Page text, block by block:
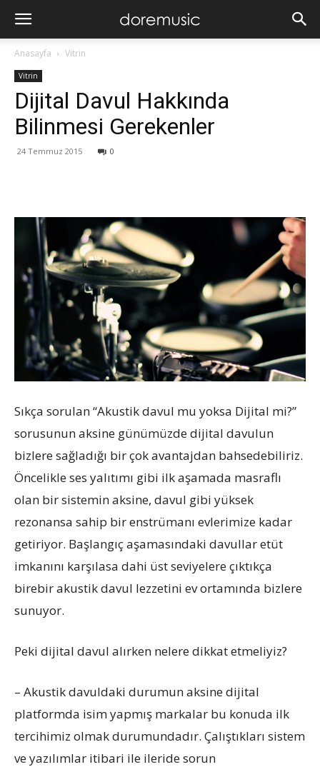
Anasayfa Vitrin
Vitrin
Dijital Davul Hakkında
Bilinmesi Gerekenler
24 Temmuz 2015 0
Sıkça sorulan “Akustik davul mu yoksa Dijital mi?”
sorusunun aksine günümüzde dijital davulun
bizlere sağladığı bir çok avantajdan bahsedebiliriz.
Öncelikle ses yalıtımı gibi ilk aşamada masraflı
olan bir sistemin aksine, davul gibi yüksek
rezonansa sahip bir enstrümanı evlerimize kadar
getiriyor. Başlangıç aşamasındaki davullar etüt
imkanını karşılasa dahi üst seviyelere çıktıkça
birebir akustik davul lezzetini ev ortamında bizlere
sunuyor.
Peki dijital davul alırken nelere dikkat etmeliyiz?
– Akustik davuldaki durumun aksine dijital
platformda isim yapmış markalar bu konuda ilk
tercihimiz olmak durumundadır. Çalıştıkları sistem
ve yazılımlar itibari ile ileride sorun